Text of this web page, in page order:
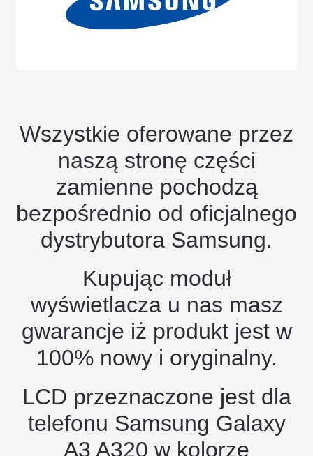
Wszystkie oferowane przez
naszą stronę części
zamienne pochodzą
bezpośrednio od oficjalnego
dystrybutora Samsung.
Kupując moduł
wyświetlacza u nas masz
gwarancje iż produkt jest w
100% nowy i oryginalny.
LCD przeznaczone jest dla
telefonu Samsung Galaxy
A3 A320 w kolorze